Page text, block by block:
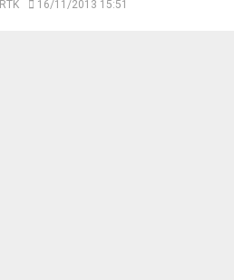
RTK 16/11/2013 15:51